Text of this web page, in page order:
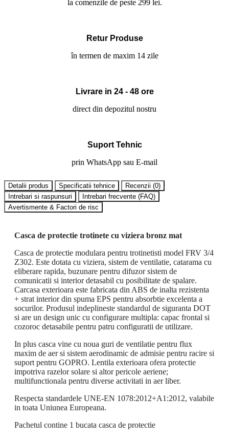
la comenzile de peste 299 lei.
Retur Produse
în termen de maxim 14 zile
Livrare in 24 - 48 ore
direct din depozitul nostru
Suport Tehnic
prin WhatsApp sau E-mail
Detalii produs Specificatii tehnice Recenzii (0)
Intrebari si raspunsuri
Intrebari frecvente (FAQ)
Avertismente & Factori de risc
Casca de protectie trotinete cu viziera bronz mat
Casca de protectie modulara pentru trotinetisti model FRV 3/4
Z302. Este dotata cu viziera, sistem de ventilatie, catarama cu
eliberare rapida, buzunare pentru difuzor sistem de
comunicatii si interior detasabil cu posibilitate de spalare.
Carcasa exterioara este fabricata din ABS de inalta rezistenta
+ strat interior din spuma EPS pentru absorbtie excelenta a
socurilor. Produsul indeplineste standardul de siguranta DOT
si are un design unic cu configurare multipla: capac frontal si
cozoroc detasabile pentru patru configuratii de utilizare.
In plus casca vine cu noua guri de ventilatie pentru flux
maxim de aer si sistem aerodinamic de admisie pentru racire si
suport pentru GOPRO. Lentila exterioara ofera protectie
impotriva razelor solare si altor pericole aeriene;
multifunctionala pentru diverse activitati in aer liber.
Respecta standardele UNE-EN 1078:2012+A1:2012, valabile
in toata Uniunea Europeana.
Pachetul contine 1 bucata casca de protectie